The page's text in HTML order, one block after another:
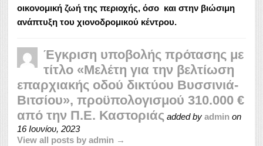
οικονομική ζωή της περιοχής, όσο και στην βιώσιμη
ανάπτυξη του χιονοδρομικού κέντρου.
Έγκριση υποβολής πρότασης με
τίτλο «Μελέτη για την βελτίωση
επαρχιακής οδού δικτύου Βυσσινιά-
Βιτσίου», προϋπολογισμού 310.000 €
από την Π.Ε. Καστοριάς added by admin on
16 Ιουνίου, 2023
View all posts by admin →